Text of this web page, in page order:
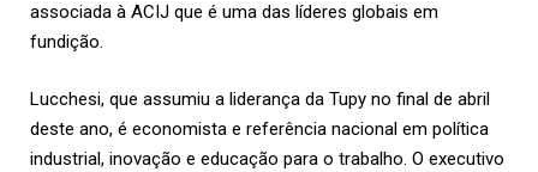
associada à ACIJ que é uma das líderes globais em
fundição.
Lucchesi, que assumiu a liderança da Tupy no final de abril
deste ano, é economista e referência nacional em política
industrial, inovação e educação para o trabalho. O executivo